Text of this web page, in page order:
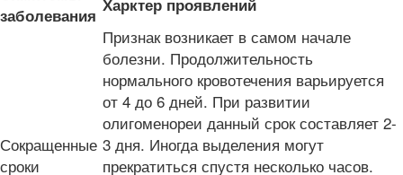
заболевания Харктер проявлений
Сокращенные
сроки
Признак возникает в самом начале
болезни. Продолжительность
нормального кровотечения варьируется
от 4 до 6 дней. При развитии
олигоменореи данный срок составляет 2-
3 дня. Иногда выделения могут
прекратиться спустя несколько часов.